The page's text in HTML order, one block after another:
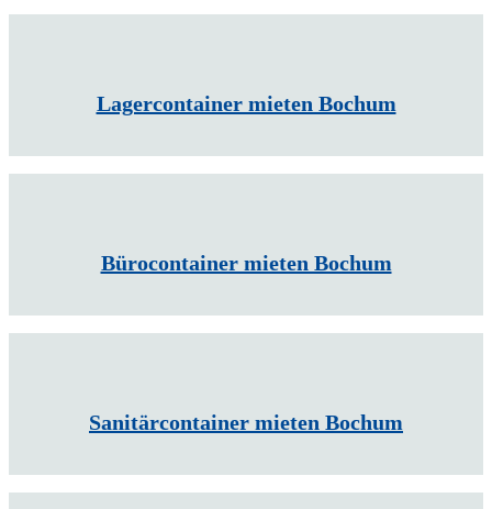
Lagercontainer mieten Bochum
Bürocontainer mieten Bochum
Sanitärcontainer mieten Bochum